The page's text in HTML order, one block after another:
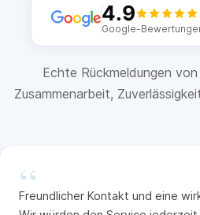
4.9
Google-
Echte Rückmeldungen
Zusammenarbeit,
“
Freundlicher Kontakt und eine